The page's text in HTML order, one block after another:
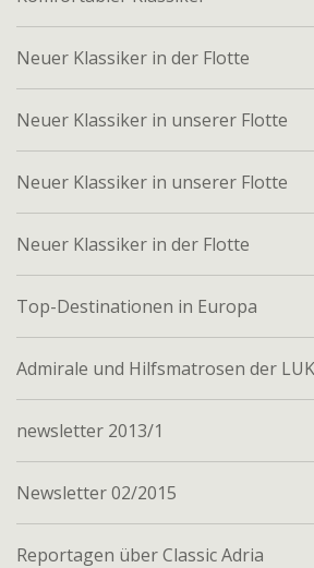
Neuer Klassiker in der Flotte
Neuer Klassiker in unserer Flotte
Neuer Klassiker in unserer Flotte
Neuer Klassiker in der Flotte
Top-Destinationen in Europa
Admirale und Hilfsmatrosen der
newsletter 2013/1
Newsletter 02/2015
Reportagen über Classic Adria